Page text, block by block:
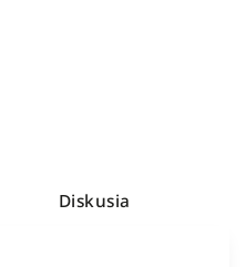
Diskusia